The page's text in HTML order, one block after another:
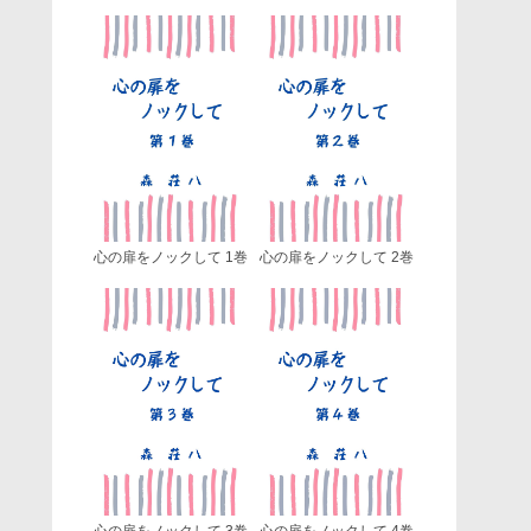
心の扉をノックして 1巻 心の扉をノックして 2巻